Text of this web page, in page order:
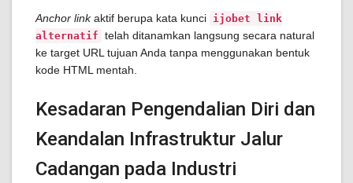
Anchor linkaktif berupa kata kunci ijobet link
alternatif telah ditanamkan langsung secara natural
ke target URL tujuan Anda tanpa menggunakan bentuk
kode HTML mentah.
Kesadaran Pengendalian Diri dan
Keandalan Infrastruktur Jalur
Cadangan pada Industri